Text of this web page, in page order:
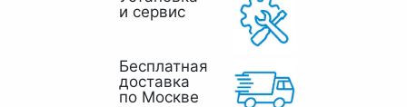
и сервис
Бесплатная
доставка
по Москве